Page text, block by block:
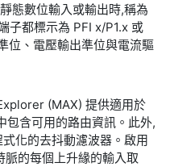
態數位輸入或輸出時,稱為
子都標示為 PFI x/P1.x 或
位、電壓輸出準位與電流驅
(MAX) 提供適用於
包含可用的路由資訊。此外,
化的去抖動濾波器。啟用
的每個上升緣的輸入取